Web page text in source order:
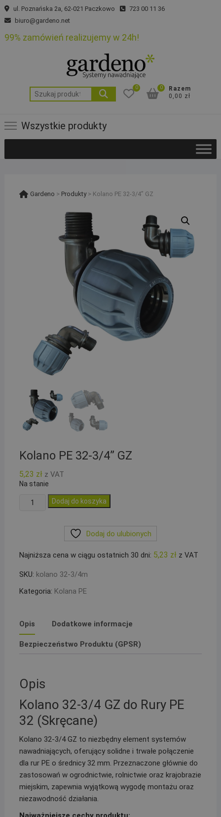
Skip
to
ul. Poznańska 2a, 62-021 Paczkowo
723 00 11 36
biuro@gardeno.net
99% zamówień realizujemy w 24h!
Szukaj:
0
Razem
0,00 zł
0
Wszystkie produkty
Gardeno > Produkty> Kolano PE 32-3/4” GZ
Kolano PE 32-3/4” GZ
5,23 zł z VAT
Na stanie
ilość
GZ
Dodaj do koszyka
Dodaj do ulubionych
Najniższa cena w ciągu ostatnich 30 dni: 5,23 złz VAT
SKU: kolano 32-3/4m
Kategoria: Kolana PE
Opis Dodatkowe informacje
Bezpieczeństwo Produktu (GPSR)
Opis
Kolano 32-3/4 GZ do Rury PE
32 (Skręcane)
Kolano 32-3/4 GZ to niezbędny element systemów
nawadniających, oferujący solidne i trwałe połączenie
dla rur PE o średnicy 32 mm. Przeznaczone głównie do
zastosowań w ogrodnictwie, rolnictwie oraz krajobrazie
miejskim, zapewnia wyjątkową wygodę montażu oraz
niezawodność działania.